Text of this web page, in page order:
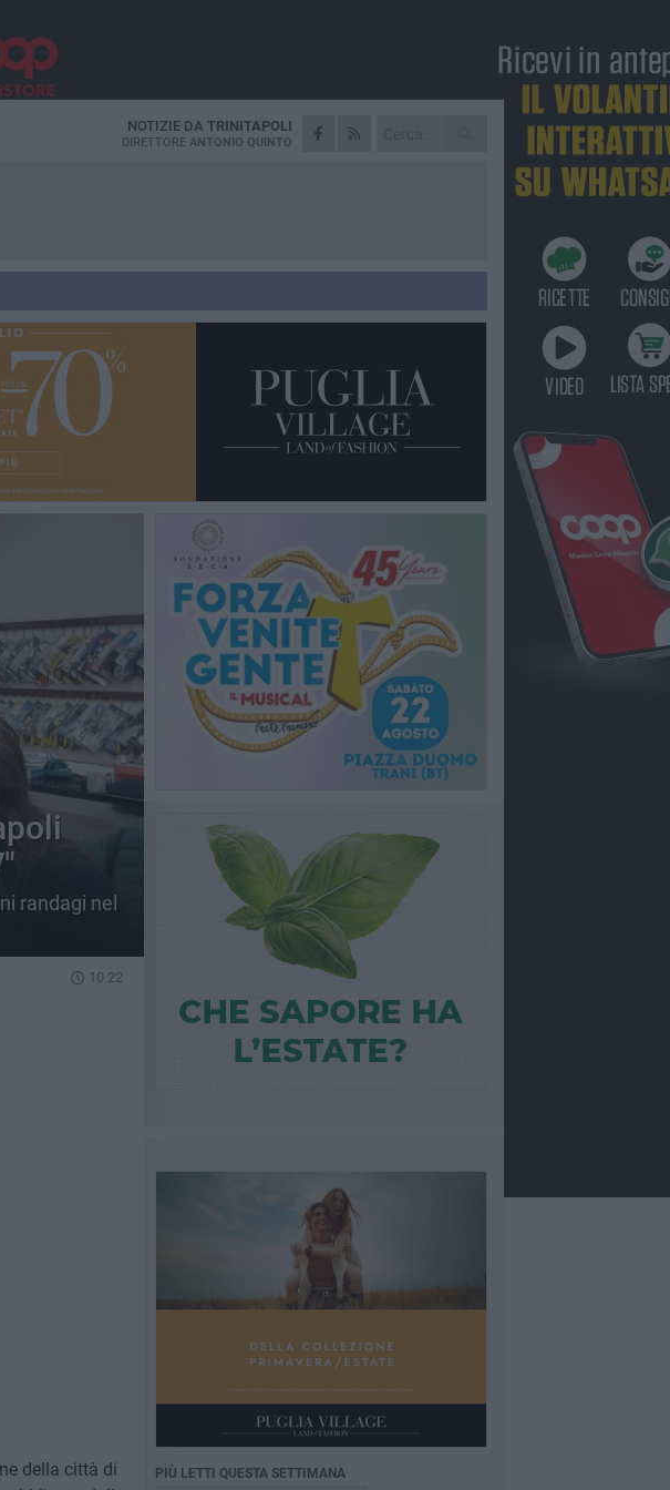
NOTIZIE DA TRINITAPOLI
DIRETTORE ANTONIO QUINTO
randagi nel
10.22
della città di
PIÙ LETTI QUESTA SETTIMANA